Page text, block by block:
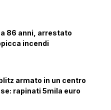
86 anni, arrestato
incendi
armato in un centro
rapinati 5mila euro